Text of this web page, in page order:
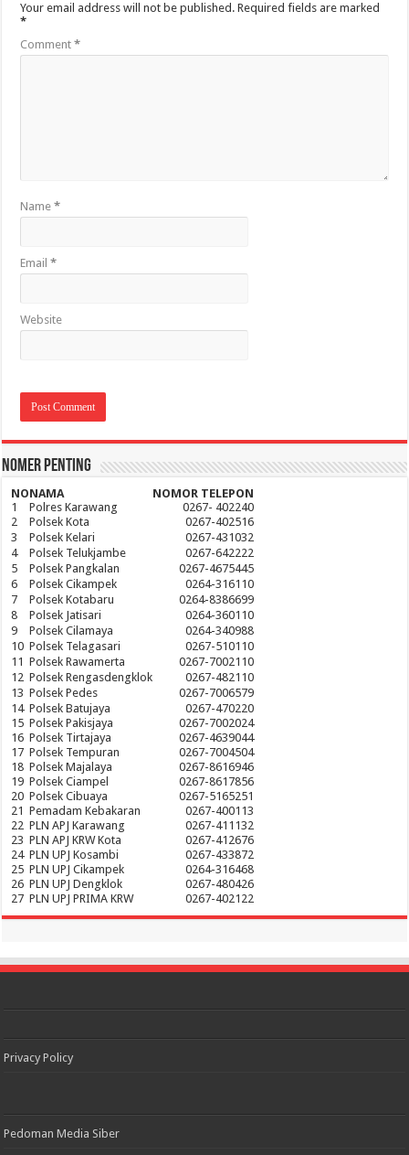
Your email address will not be published. Required fields are marked
*
Comment*
Name*
Email*
Website
Nomer Penting
NONAMA
NOMOR TELEPON
1
Polres Karawang
0267- 402240
2
Polsek Kota
0267-402516
3
Polsek Kelari
0267-431032
4
Polsek Telukjambe
0267-642222
5
Polsek Pangkalan
0267-4675445
6
Polsek Cikampek
0264-316110
7
Polsek Kotabaru
0264-8386699
8
Polsek Jatisari
0264-360110
9
Polsek Cilamaya
0264-340988
10 Polsek Telagasari
0267-510110
11 Polsek Rawamerta
0267-7002110
12 Polsek Rengasdengklok
0267-482110
13 Polsek Pedes
0267-7006579
14 Polsek Batujaya
0267-470220
15 Polsek Pakisjaya
0267-7002024
16 Polsek Tirtajaya
0267-4639044
17 Polsek Tempuran
0267-7004504
18 Polsek Majalaya
0267-8616946
19 Polsek Ciampel
0267-8617856
20 Polsek Cibuaya
0267-5165251
21 Pemadam Kebakaran
0267-400113
22 PLN APJ Karawang
0267-411132
23 PLN APJ KRW Kota
0267-412676
24 PLN UPJ Kosambi
0267-433872
25 PLN UPJ Cikampek
0264-316468
26 PLN UPJ Dengklok
0267-480426
27 PLN UPJ PRIMA KRW 0267-402122
Privacy Policy
Pedoman Media Siber